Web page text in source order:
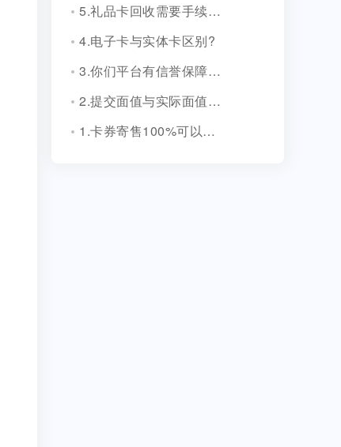
5.礼品卡回收需要手续费吗?
4.电子卡与实体卡区别?
3.你们平台有信誉保障吗？
2.提交面值与实际面值不一致，怎么办？
1.卡券寄售100%可以成功吗？